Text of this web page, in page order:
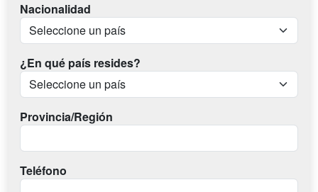
Nacionalidad
¿En qué país resides?
Provincia/Región
Teléfono